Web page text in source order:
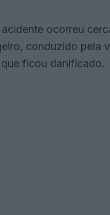
ocorreu
conduzido pela
ficou danificado.